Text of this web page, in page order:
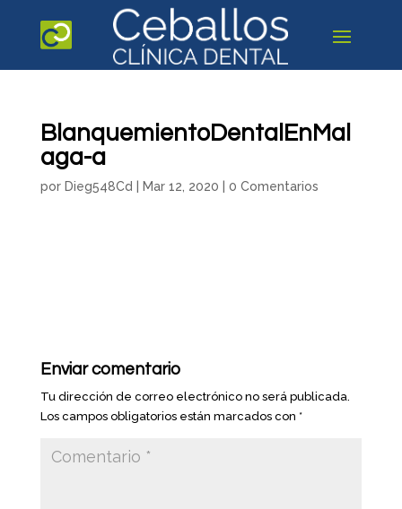
BlanquemientoDentalEnMal
aga-a
por Dieg548Cd Mar 12, 2020 0 Comentarios
Enviar comentario
Tu dirección de correo electrónico no será publicada.
Los campos obligatorios están marcados con *